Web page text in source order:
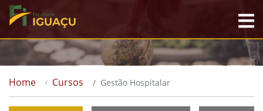
Home Cursos Gestão Hospitalar